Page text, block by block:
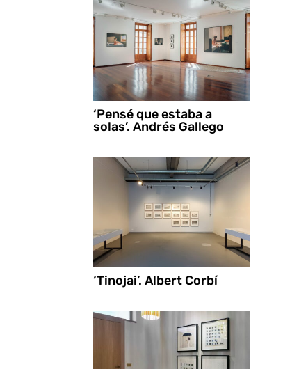
‘Pensé que estaba a
solas’. Andrés Gallego
‘Tinojai’. Albert Corbí